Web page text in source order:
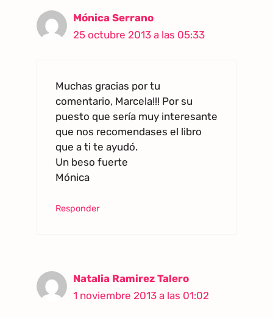
Mónica Serrano
25 octubre 2013 a las 05:33
Muchas gracias por tu
comentario, Marcela!!! Por su
puesto que sería muy interesante
que nos recomendases el libro
que a ti te ayudó.
Un beso fuerte
Mónica
Responder
Natalia Ramirez Talero
1 noviembre 2013 a las 01:02